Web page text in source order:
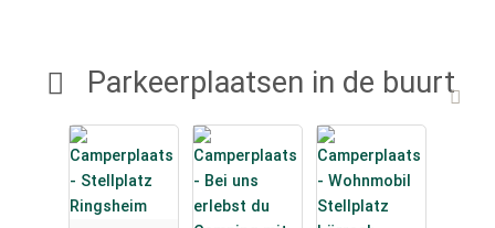
Parkeerplaatsen in de buurt